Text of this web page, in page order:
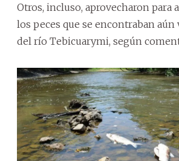
Otros, incluso, aprovecharon para
los peces que se encontraban
del río Tebicuarymi, según